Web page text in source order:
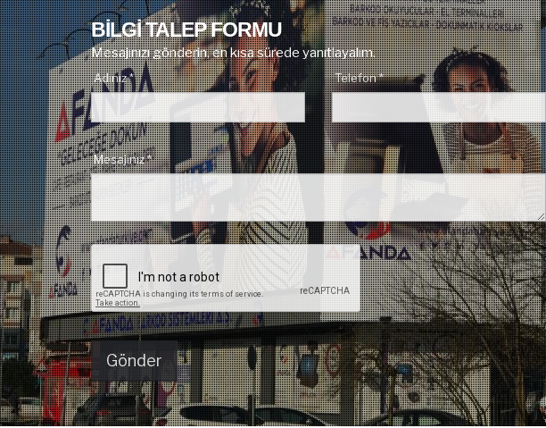
BİLGİ TALEP FORMU
Mesajınızı gönderin, en kısa sürede yanıtlayalım.
Adınız * Telefon *
Mesajınız *